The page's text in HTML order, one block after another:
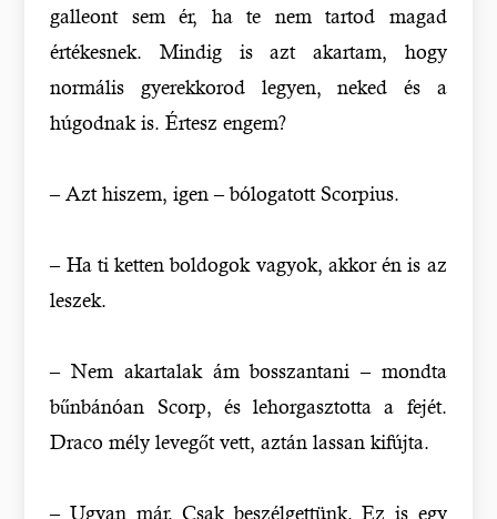
galleont sem ér, ha te nem tartod magad
értékesnek. Mindig is azt akartam, hogy
normális gyerekkorod legyen, neked és a
húgodnak is. Értesz engem?
– Azt hiszem, igen – bólogatott Scorpius.
– Ha ti ketten boldogok vagyok, akkor én is az
leszek.
– Nem akartalak ám bosszantani – mondta
bűnbánóan Scorp, és lehorgasztotta a fejét.
Draco mély levegőt vett, aztán lassan kifújta.
– Ugyan már. Csak beszélgettünk. Ez is egy